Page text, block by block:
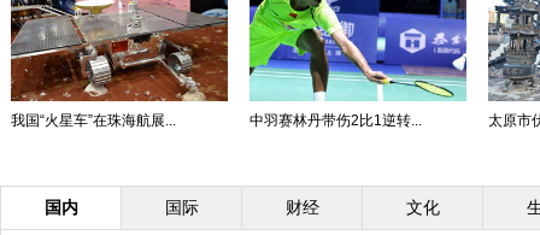
我国“火星车”在珠海航展... 中羽赛林丹带伤2比1逆转... 太原市
国内 国际 财经 文化